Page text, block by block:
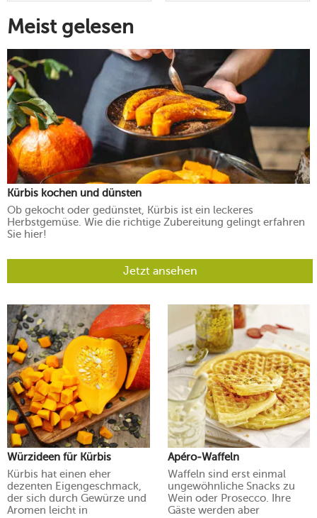
Meist gelesen
Kürbis kochen und dünsten
Ob gekocht oder gedünstet, Kürbis ist ein leckeres
Herbstgemüse. Wie die richtige Zubereitung gelingt erfahren
Sie hier!
Jetzt ansehen
Würzideen für Kürbis
Kürbis hat einen eher
dezenten Eigengeschmack,
der sich durch Gewürze und
Aromen leicht in
Apéro-Waffeln
Waffeln sind erst einmal
ungewöhnliche Snacks zu
Wein oder Prosecco. Ihre
Gäste werden aber